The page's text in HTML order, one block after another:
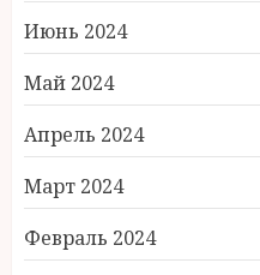
Июнь 2024
Май 2024
Апрель 2024
Март 2024
Февраль 2024